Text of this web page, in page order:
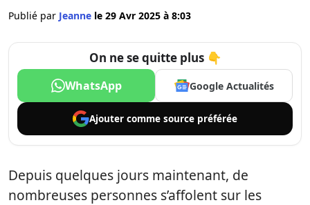
Publié par Jeanne le 29 Avr 2025 à 8:03
On ne se quitte plus 👇
WhatsApp Google Actualités
Ajouter comme source préférée
Depuis quelques jours maintenant, de
nombreuses personnes s’affolent sur les